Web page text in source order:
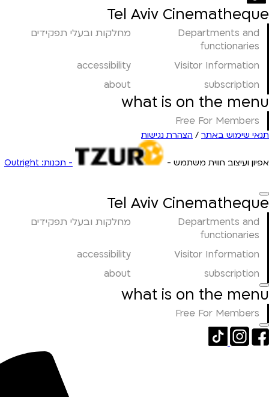
Tel Aviv Cinematheque
Departments and
functionaries
מחלקות ובעלי תפקידים
Visitor Information
accessibility
subscription
about
what is on the menu
Free For Members
תנאי שימוש באתר / הצהרת נגישות
אפיון ועיצוב חווית משתמש - - תכנות: Outright
Tel Aviv Cinematheque
Departments and
functionaries
מחלקות ובעלי תפקידים
Visitor Information
accessibility
subscription
about
what is on the menu
Free For Members